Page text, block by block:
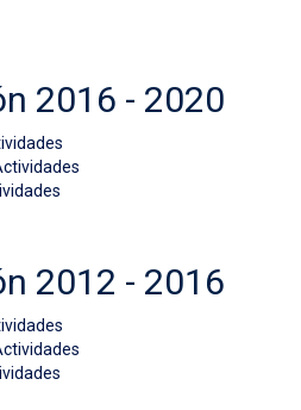
2016 - 2020
2012 - 2016